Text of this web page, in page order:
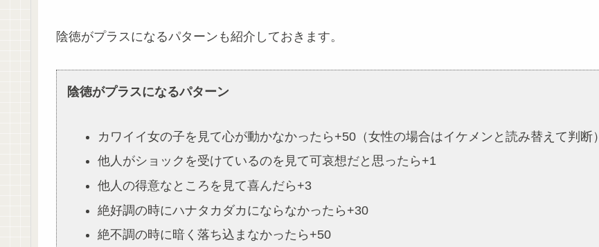
陰徳がプラスになるパターンも紹介しておきます。
陰徳がプラスになるパターン
カワイイ女の子を見て心が動かなかったら+50（女性の場合はイケメンと読み替えて判断）
他人がショックを受けているのを見て可哀想だと思ったら+1
他人の得意なところを見て喜んだら+3
絶好調の時にハナタカダカにならなかったら+30
絶不調の時に暗く落ち込まなかったら+50